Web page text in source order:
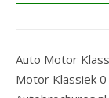
Auto Motor
Motor Klassiek 0